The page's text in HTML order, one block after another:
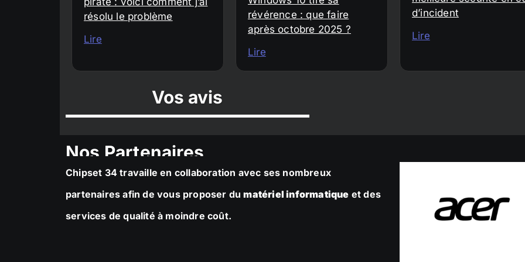
résolu le problème
Lire
révérence : que faire
après octobre 2025 ?
Lire
d’incident
Lire
Vos avis
Nos Partenaires
Chipset 34 travaille en collaboration avec ses nombreux
partenaires afin de vous proposer dumatériel informatique et des
services de qualité à moindre coût.